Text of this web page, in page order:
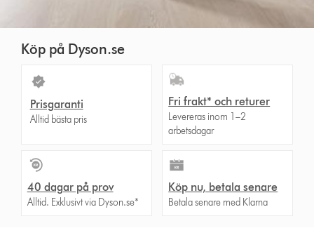
Köp på Dyson.se
Prisgaranti
Alltid bästa pris
Fri frakt* och returer
Levereras inom 1–2
arbetsdagar
40 dagar på prov
Alltid. Exklusivt via Dyson.se*
Köp nu, betala senare
Betala senare med Klarna